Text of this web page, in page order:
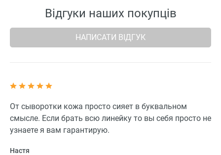
Відгуки наших покупців
НАПИСАТИ ВІДГУК
От сыворотки кожа просто сияет в буквальном
смысле. Если брать всю линейку то вы себя просто не
узнаете я вам гарантирую.
Настя